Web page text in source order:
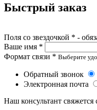
Быстрый заказ
Поля со звездочкой * -
Ваше имя *
Формат связи * Выберите
Обратный звонок
Электронная почта
Наш консультант